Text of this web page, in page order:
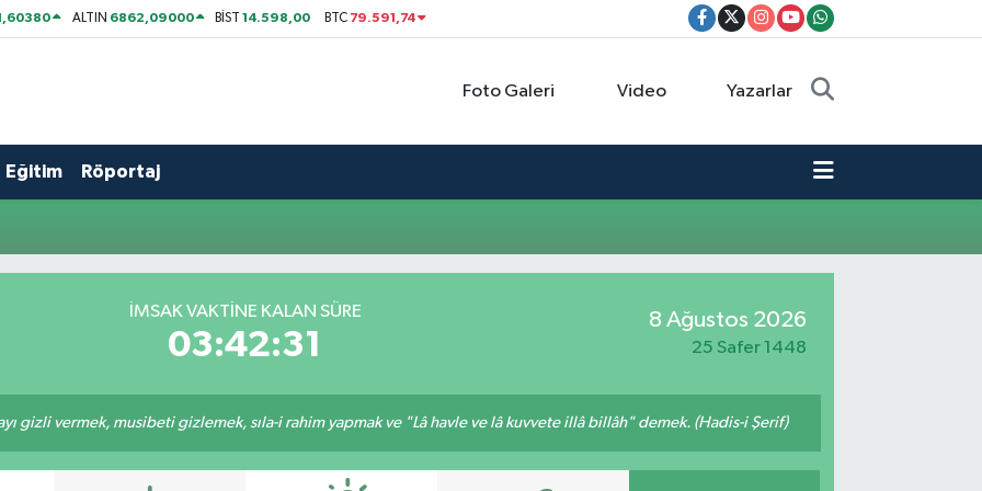
ALTIN 6862,09000 BİST14.598,00 BTC 79.591,74
Foto Galeri Video Yazarlar
Eğitim Röportaj
İMSAK VAKTİNE KALAN SÜRE
03:42:31
8 Ağustos 2026
25 Safer 1448
gizli vermek, musibeti gizlemek, sıla-i rahim yapmak ve "Lâ havle ve lâ kuvvete illâ billâh" demek. (Hadis-i Şerif)